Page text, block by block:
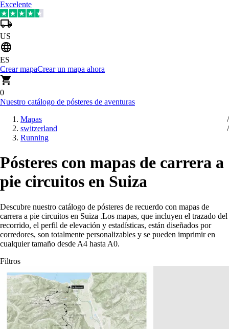
Excelente
US
ES
Crear mapaCrear un mapa ahora
0
Nuestro catálogo de pósteres de aventuras
Mapas
switzerland
Running
Pósteres con mapas de carrera a
pie circuitos en Suiza
Descubre nuestro catálogo de pósteres de recuerdo con mapas de
carrera a pie circuitos en Suiza .Los mapas, que incluyen el trazado del
recorrido, el perfil de elevación y estadísticas, están diseñados por
corredores, son totalmente personalizables y se pueden imprimir en
cualquier tamaño desde A4 hasta A0.
Filtros